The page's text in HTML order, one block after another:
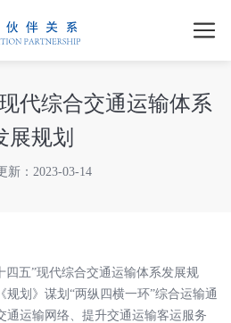
代综合交通运输体系
展规划
新：2023-03-14
四五”现代综合交通运输体系发展规
划》谋划“两纵四横一环”综合运输通
通运输网络、提升交通运输客运服务